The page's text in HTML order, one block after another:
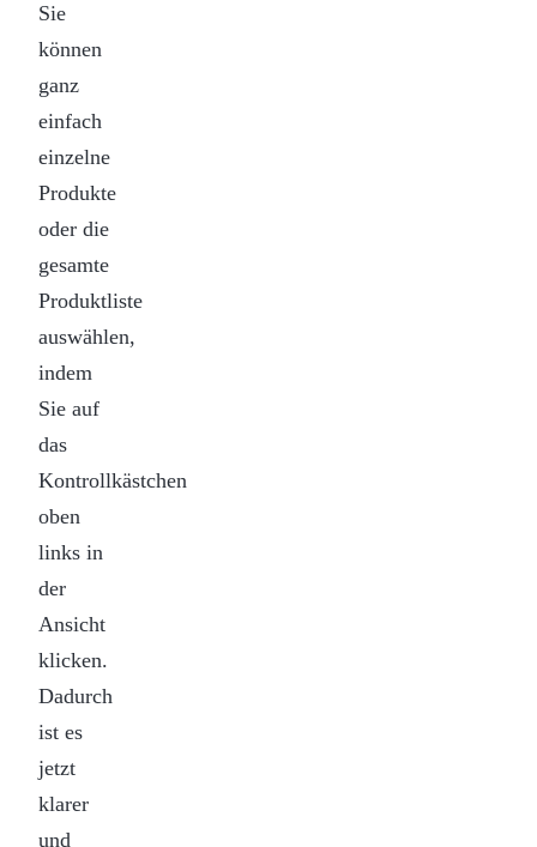
Sie
können
ganz
einfach
einzelne
Produkte
oder die
gesamte
Produktliste
auswählen,
indem
Sie auf
das
Kontrollkästchen
oben
links in
der
Ansicht
klicken.
Dadurch
ist es
jetzt
klarer
und